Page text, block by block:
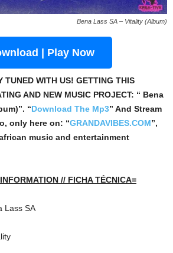
Bena Lass SA – Vitality (Album)
| Play Now
TUNED WITH US! GETTING THIS
AND NEW MUSIC PROJECT: “ Bena
“Download The Mp3” And Stream
only here on: “GRANDAVIBES.COM”,
music and entertainment
// FICHA TÉCNICA=
Lass SA